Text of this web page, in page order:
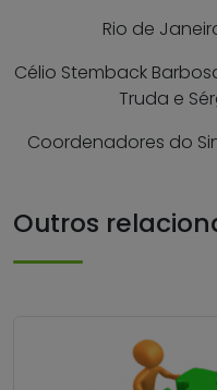
Rio de
Célio Stemback
Truda e
Coordenadores do
Outros